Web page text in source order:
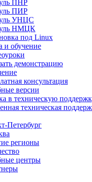
ПНР
ПИР
УНЦС
НМЦК
под Linux
и обучение
демонстрацию
консультация
версии
в техническую
техническая
Петербург
регионы
центры